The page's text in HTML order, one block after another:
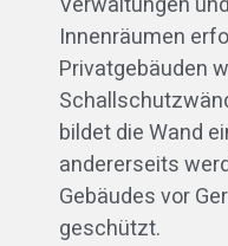
Innenräumen
Privatgebäuden
bildet die Wand
andererseits
Gebäudes vor
geschützt.